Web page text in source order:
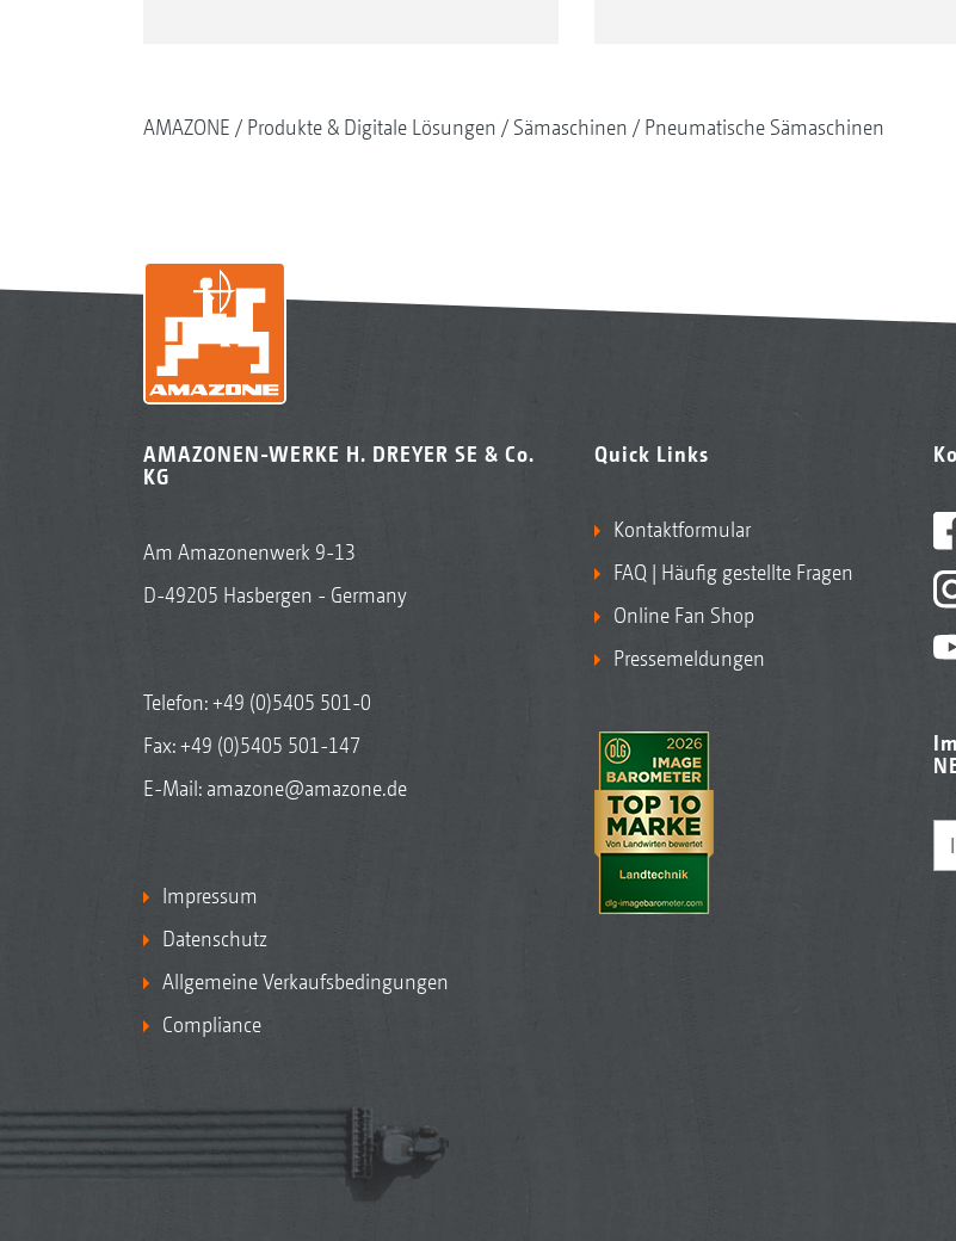
AMAZONE Produkte & Digitale Lösungen Sämaschinen Pneumatische Sämaschinen
AMAZONEN-WERKE H. DREYER SE & Co.
KG
Am Amazonenwerk 9-13
D-49205 Hasbergen - Germany
Telefon:+49 (0)5405 501-0
Fax: +49 (0)5405 501-147
E-Mail: amazone@amazone.de
Impressum
Datenschutz
Allgemeine Verkaufsbedingungen
Compliance
Quick Links
Kontaktformular
FAQ | Häufig gestellte Fragen
Online Fan Shop
Pressemeldungen